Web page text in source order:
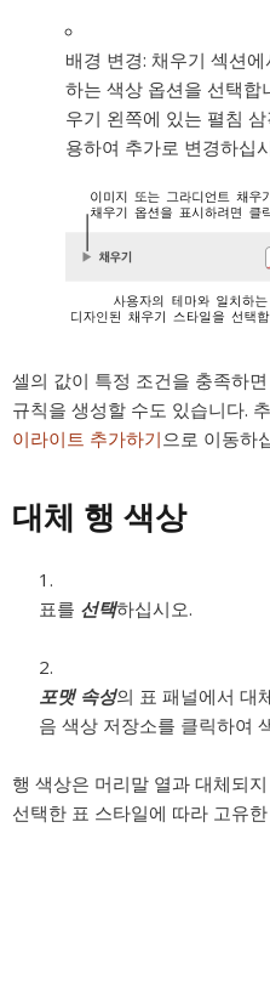
배경 변경: 채우기 섹션
하는 색상 옵션을 선택합
우기 왼쪽에 있는 펼침
용하여 추가로 변경하십
셀의 값이 특정 조건을 충족하
규칙을 생성할 수도 있습니다.
이라이트 추가하기으로 이동하
대체 행 색상
표를 선택하십시오.
포맷 속성의 표 패널에서 대
음 색상 저장소를 클릭하여
행 색상은 머리말 열과 대체되
선택한 표 스타일에 따라 고유